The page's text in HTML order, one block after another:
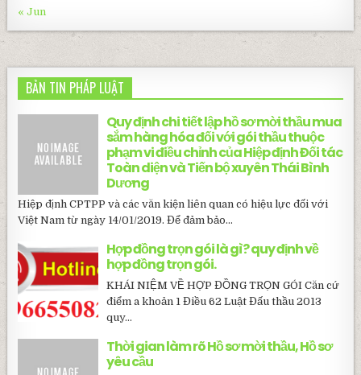
« Jun
BẢN TIN PHÁP LUẬT
Quy định chi tiết lập hồ sơ mời thầu mua
sắm hàng hóa đối với gói thầu thuộc
phạm vi điều chỉnh của Hiệp định Đối tác
Toàn diện và Tiến bộ xuyên Thái Bình
Dương
Hiệp định CPTPP và các văn kiện liên quan có hiệu lực đối với
Việt Nam từ ngày 14/01/2019. Để đảm bảo...
Hợp đồng trọn gói là gì? quy định về
hợp đồng trọn gói.
KHÁI NIỆM VỀ HỢP ĐỒNG TRỌN GÓI Căn cứ
điểm a khoản 1 Điều 62 Luật Đấu thầu 2013
quy...
Thời gian làm rõ Hồ sơ mời thầu, Hồ sơ
yêu cầu